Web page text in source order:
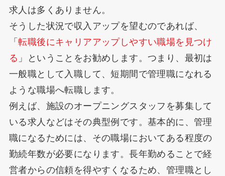
求人は多くありません。
そうした状況で収入アップを望むのであれば、
「転職後にキャリアアップしやすい職場を見つけ
る 」ということをお勧めします。つまり、最初は
一般職として入職して、短期間で管理職になれる
ような職場へ転職します。
例えば、施設のオープニングスタッフを募集して
いる求人などはその典型例です。基本的に、管理
職になるためには、その職場においてある程度の
勤続年数が必要になります。長年勤めることで経
営者からの信頼を得やすくなるため、管理職とし